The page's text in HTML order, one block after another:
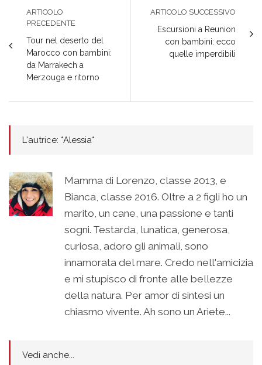
ARTICOLO
PRECEDENTE
Tour nel deserto del
Marocco con bambini:
da Marrakech a
Merzouga e ritorno
ARTICOLO SUCCESSIVO
Escursioni a Reunion
con bambini: ecco
quelle imperdibili
L'autrice: *Alessia*
Mamma di Lorenzo, classe 2013, e
Bianca, classe 2016. Oltre a 2 figli ho un
marito, un cane, una passione e tanti
sogni. Testarda, lunatica, generosa,
curiosa, adoro gli animali, sono
innamorata del mare. Credo nell'amicizia
e mi stupisco di fronte alle bellezze
della natura. Per amor di sintesi un
chiasmo vivente. Ah sono un Ariete...
Vedi anche...